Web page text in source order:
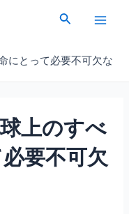
検
Main
にとって必要不可欠な
上のすべ
要不可欠